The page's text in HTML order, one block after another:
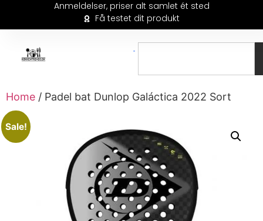
Anmeldelser, priser alt samlet ét sted
Få testet dit produkt
Home / Padel bat Dunlop Galáctica 2022 Sort
Sale!